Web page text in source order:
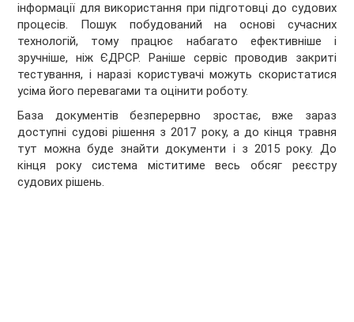
інформації для використання при підготовці до судових
процесів. Пошук побудований на основі сучасних
технологій, тому працює набагато ефективніше і
зручніше, ніж ЄДРСР. Раніше сервіс проводив закриті
тестування, і наразі користувачі можуть скористатися
усіма його перевагами та оцінити роботу.
База документів безперервно зростає, вже зараз
доступні судові рішення з 2017 року, а до кінця травня
тут можна буде знайти документи і з 2015 року. До
кінця року система міститиме весь обсяг реєстру
судових рішень.